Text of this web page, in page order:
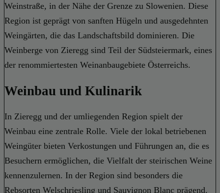
Weinstraße, in der Nähe der Grenze zu Slowenien. Diese
Region ist geprägt von sanften Hügeln und ausgedehnten
Weingärten, die das Landschaftsbild dominieren. Die
Weinberge von Zieregg sind Teil der Südsteiermark, eines
der renommiertesten Weinanbaugebiete Österreichs.
Weinbau und Kulinarik
In Zieregg und der umliegenden Region spielt der
Weinbau eine zentrale Rolle. Viele der lokal betriebenen
Weingüter bieten Verkostungen und Führungen an, die es
Besuchern ermöglichen, die Vielfalt der steirischen Weine
kennenzulernen. In der Region sind besonders die
Rebsorten Welschriesling und Sauvignon Blanc prägend.